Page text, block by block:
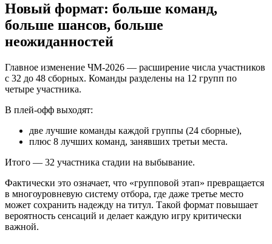
Новый формат: больше команд,
больше шансов, больше
неожиданностей
Главное изменение ЧМ-2026 — расширение числа участников
с 32 до 48 сборных. Команды разделены на 12 групп по
четыре участника.
В плей-офф выходят:
две лучшие команды каждой группы (24 сборные),
плюс 8 лучших команд, занявших третьи места.
Итого — 32 участника стадии на выбывание.
Фактически это означает, что «групповой этап» превращается
в многоуровневую систему отбора, где даже третье место
может сохранить надежду на титул. Такой формат повышает
вероятность сенсаций и делает каждую игру критически
важной.